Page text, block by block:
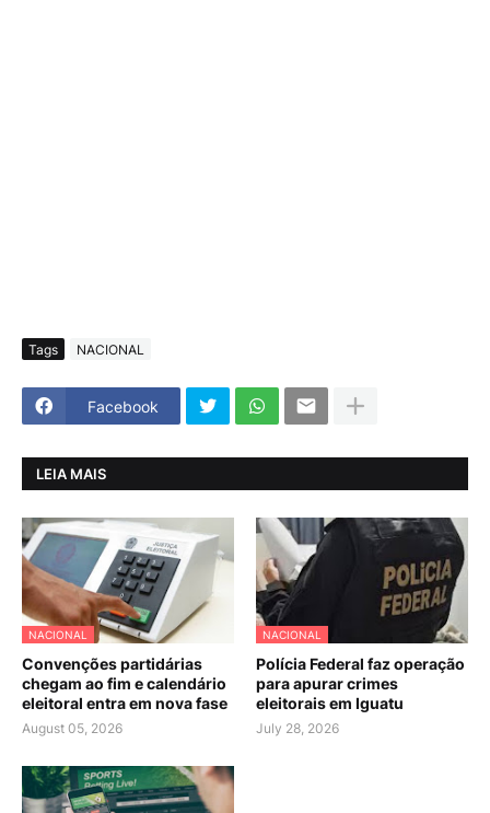
Tags NACIONAL
Facebook
LEIA MAIS
NACIONAL
Convenções partidárias
chegam ao fim e calendário
eleitoral entra em nova fase
August 05, 2026
NACIONAL
Polícia Federal faz operação
para apurar crimes
eleitorais em Iguatu
July 28, 2026